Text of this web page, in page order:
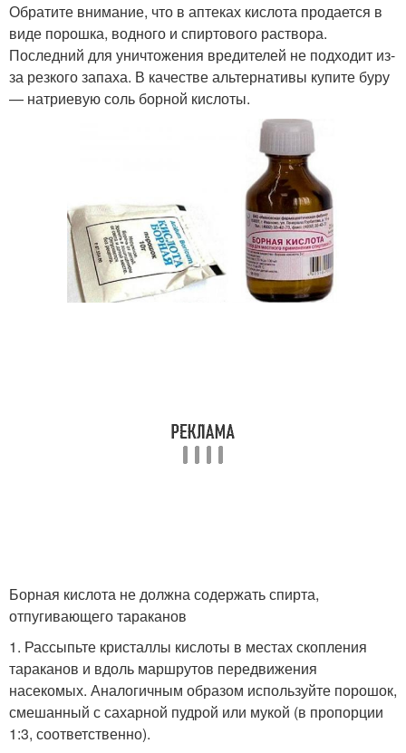
Обратите внимание, что в аптеках кислота продается в
виде порошка, водного и спиртового раствора.
Последний для уничтожения вредителей не подходит из-
за резкого запаха. В качестве альтернативы купите буру
— натриевую соль борной кислоты.
Борная кислота не должна содержать спирта,
отпугивающего тараканов
1. Рассыпьте кристаллы кислоты в местах скопления
тараканов и вдоль маршрутов передвижения
насекомых. Аналогичным образом используйте порошок,
смешанный с сахарной пудрой или мукой (в пропорции
1:3, соответственно).